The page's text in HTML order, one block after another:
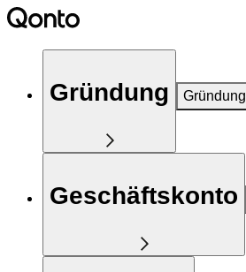
Gründung Gründung
Geschäftskonto